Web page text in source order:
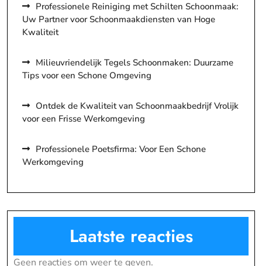
Professionele Reiniging met Schilten Schoonmaak:
Uw Partner voor Schoonmaakdiensten van Hoge
Kwaliteit
Milieuvriendelijk Tegels Schoonmaken: Duurzame
Tips voor een Schone Omgeving
Ontdek de Kwaliteit van Schoonmaakbedrijf Vrolijk
voor een Frisse Werkomgeving
Professionele Poetsfirma: Voor Een Schone
Werkomgeving
Laatste reacties
Geen reacties om weer te geven.